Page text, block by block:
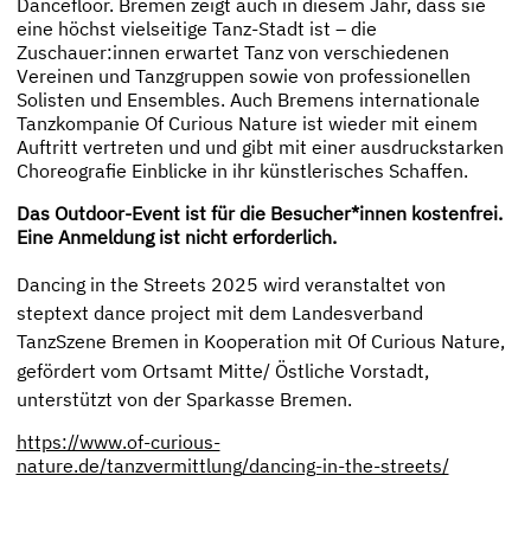
eine höchst vielseitige Tanz-Stadt ist – die
Zuschauer:innen erwartet Tanz von verschiedenen
Vereinen und Tanzgruppen sowie von professionellen
Solisten und Ensembles. Auch Bremens internationale
Tanzkompanie Of Curious Nature ist wieder mit einem
Auftritt vertreten und und gibt mit einer ausdruckstarken
Choreografie Einblicke in ihr künstlerisches Schaffen.
Das Outdoor-Event ist für die Besucher*innen kostenfrei.
Eine Anmeldung ist nicht erforderlich.
Dancing in the Streets 2025 wird veranstaltet von
steptext dance project mit dem Landesverband
TanzSzene Bremen in Kooperation mit Of Curious Nature,
gefördert vom Ortsamt Mitte/ Östliche Vorstadt,
unterstützt von der Sparkasse Bremen.
https://www.of-curious-
nature.de/tanzvermittlung/dancing-in-the-streets/